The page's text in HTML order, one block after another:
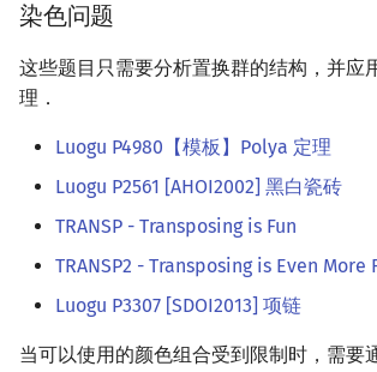
染色问题
这些题目只需要分析置换群的结构，并应
理．
Luogu P4980【模板】Polya 定理
Luogu P2561 [AHOI2002] 黑白瓷砖
TRANSP - Transposing is Fun
TRANSP2 - Transposing is Even More
Luogu P3307 [SDOI2013] 项链
当可以使用的颜色组合受到限制时，需要